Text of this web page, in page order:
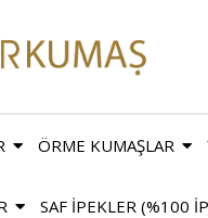
ÖRME KUMAŞLAR
SAF İPEKLER (%100